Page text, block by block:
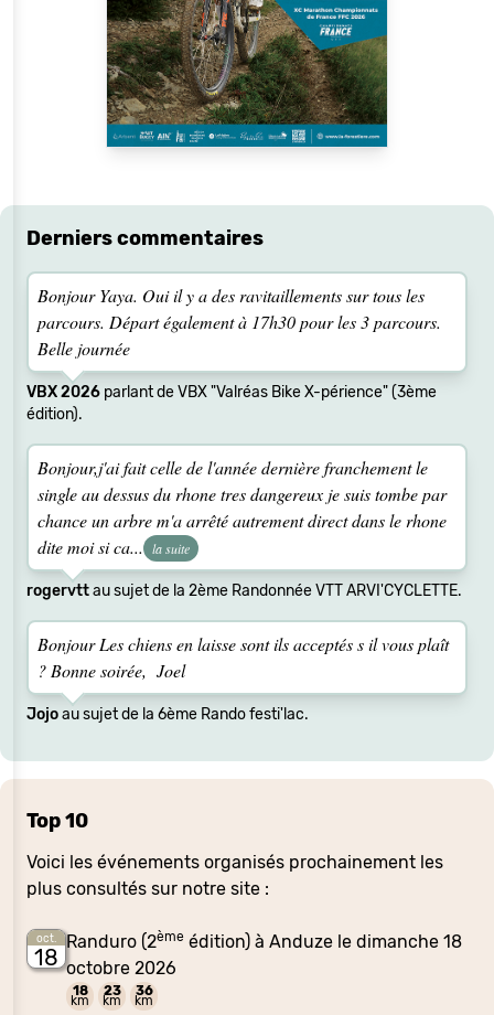
Derniers commentaires
Bonjour Yaya. Oui il y a des ravitaillements sur tous les
parcours. Départ également à 17h30 pour les 3 parcours.
Belle journée
VBX 2026 parlant de VBX "Valréas Bike X-périence" (3ème
édition).
Bonjour,j'ai fait celle de l'année dernière franchement le
single au dessus du rhone tres dangereux je suis tombe par
chance un arbre m'a arrêté autrement direct dans le rhone
dite moi si ca...
la suite
rogervttau sujet de la 2ème Randonnée VTT ARVI'CYCLETTE.
Bonjour Les chiens en laisse sont ils acceptés s il vous plaît
? Bonne soirée, Joel
Jojoau sujet de la 6ème Rando festi'lac.
Top 10
Voici les événements organisés prochainement les
plus consultés sur notre site :
oct.
18
Randuro (2ème édition) à Anduze le dimanche 18
octobre 2026
18
km
23
km
36
km